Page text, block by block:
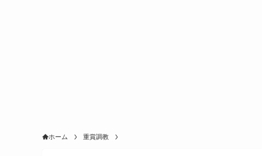
ホーム 重賞調教